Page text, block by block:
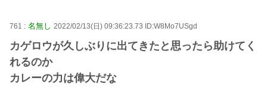
761 : 名無し 2022/02/13(日) 09:36:23.73 ID:W8Mo7USgd
カゲロウが久しぶりに出てきたと思ったら助けてく
れるのか
カレーの力は偉大だな